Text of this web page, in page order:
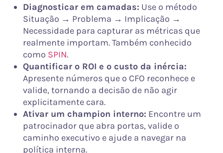
Diagnosticar em camadas: Use o método
Situação → Problema → Implicação →
Necessidade para capturar as métricas que
realmente importam. Também conhecido
como SPIN.
Quantificar o ROI e o custo da inércia:
Apresente números que o CFO reconhece e
valide, tornando a decisão de não agir
explicitamente cara.
Ativar um champion interno: Encontre um
patrocinador que abra portas, valide o
caminho executivo e ajude a navegar na
política interna.